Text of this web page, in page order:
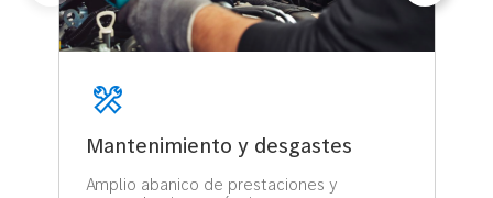
Mantenimiento y desgastes
Amplio abanico de prestaciones y